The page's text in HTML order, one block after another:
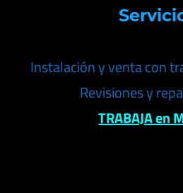
Instalación y venta con
Revisiones y
TRABAJA en